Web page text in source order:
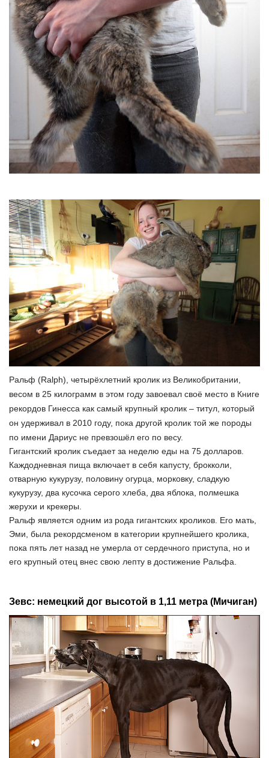
Ральф (Ralph), четырёхлетний кролик из Великобритании,
весом в 25 килограмм в этом году завоевал своё место в Книге
рекордов Гинесса как самый крупный кролик – титул, который
он удерживал в 2010 году, пока другой кролик той же породы
по имени Дариус не превзошёл его по весу.
Гигантский кролик съедает за неделю еды на 75 долларов.
Каждодневная пища включает в себя капусту, брокколи,
отварную кукурузу, половину огурца, морковку, сладкую
кукурузу, два кусочка серого хлеба, два яблока, полмешка
жерухи и крекеры.
Ральф является одним из рода гигантских кроликов. Его мать,
Эми, была рекордсменом в категории крупнейшего кролика,
пока пять лет назад не умерла от сердечного приступа, но и
его крупный отец внес свою лепту в достижение Ральфа.
Зевс: немецкий дог высотой в 1,11 метра (Мичиган)